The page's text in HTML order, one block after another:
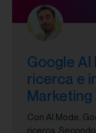
Google AI
ricerca e
Marketing
Con AI Mode,
ricerca.